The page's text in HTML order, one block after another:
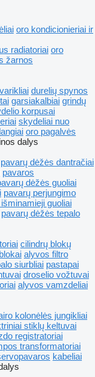
oro kondicionieriai ir
radiatoriai oro
žarnos
durelių spynos
garsiakalbiai grindų
korpusai
skydeliai nuo
oro pagalvės
dalys
pavarų dėžės dantračiai
pavaros
dėžės guoliai
pavarų perjungimo
guoliai
pavarų dėžės tepalo
cilindrų blokų
alyvos filtro
siurbliai pastapai
droselio vožtuvai
alyvos vamzdeliai
kolonėlės jungikliai
stiklų keltuvai
registratoriai
transformatoriai
kabeliai